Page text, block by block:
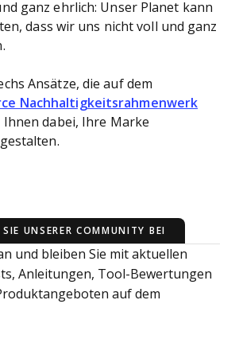
ganz ehrlich: Unser Planet kann
dass wir uns nicht voll und ganz
Ansätze, die auf dem
Nachhaltigkeitsrahmenwerk
Ihnen dabei, Ihre Marke
UNSERER COMMUNITY BEI
und bleiben Sie mit aktuellen
Anleitungen, Tool-Bewertungen
auf dem